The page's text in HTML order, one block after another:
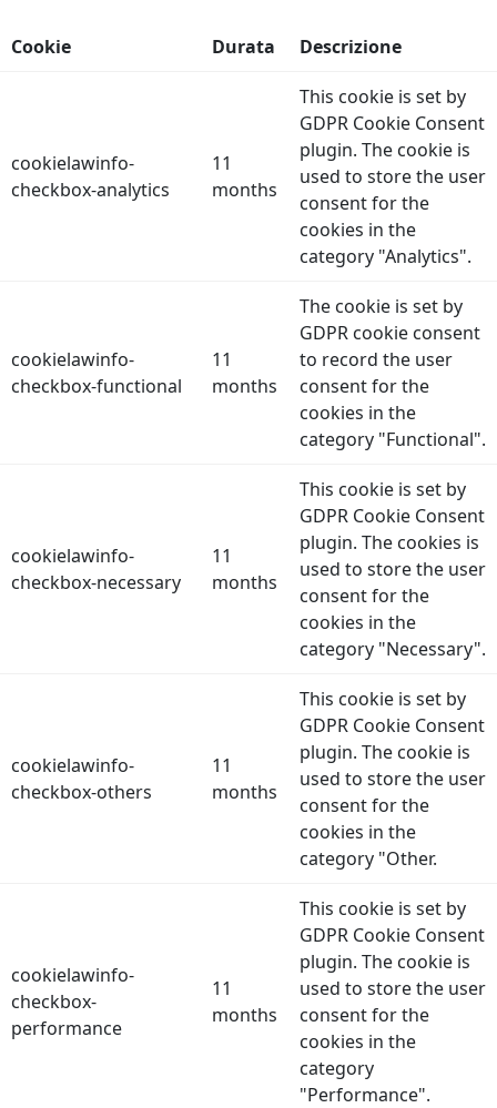
Cookie Durata Descrizione
cookielawinfo-
checkbox-analytics
11
months
This cookie is set by
GDPR Cookie Consent
plugin. The cookie is
used to store the user
consent for the
cookies in the
category "Analytics".
cookielawinfo-
checkbox-functional
11
months
The cookie is set by
GDPR cookie consent
to record the user
consent for the
cookies in the
category "Functional".
cookielawinfo-
checkbox-necessary
11
months
This cookie is set by
GDPR Cookie Consent
plugin. The cookies is
used to store the user
consent for the
cookies in the
category "Necessary".
cookielawinfo-
checkbox-others
11
months
This cookie is set by
GDPR Cookie Consent
plugin. The cookie is
used to store the user
consent for the
cookies in the
category "Other.
cookielawinfo-
checkbox-
performance
11
months
This cookie is set by
GDPR Cookie Consent
plugin. The cookie is
used to store the user
consent for the
cookies in the
category
"Performance".